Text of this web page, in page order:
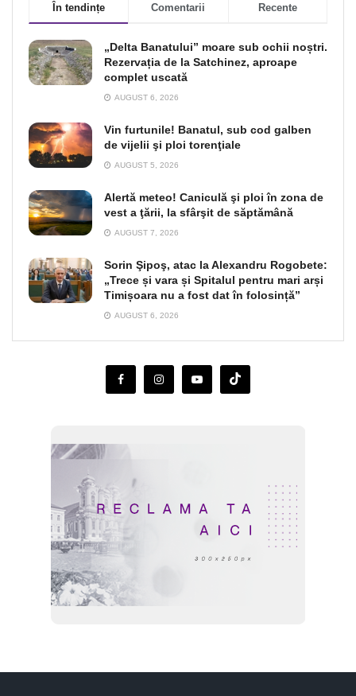
În tendințe Comentarii Recente
„Delta Banatului” moare sub ochii noștri.
Rezervația de la Satchinez, aproape
complet uscată
AUGUST 6, 2026
Vin furtunile! Banatul, sub cod galben
de vijelii şi ploi torenţiale
AUGUST 5, 2026
Alertă meteo! Caniculă şi ploi în zona de
vest a ţării, la sfârşit de săptămână
AUGUST 7, 2026
Sorin Şipoş, atac la Alexandru Rogobete:
„Trece și vara și Spitalul pentru mari arși
Timișoara nu a fost dat în folosință”
AUGUST 6, 2026